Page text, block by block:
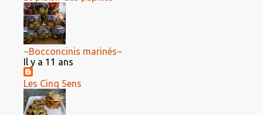
~Bocconcinis marinés~
Il y a 11 ans
Les Cinq Sens